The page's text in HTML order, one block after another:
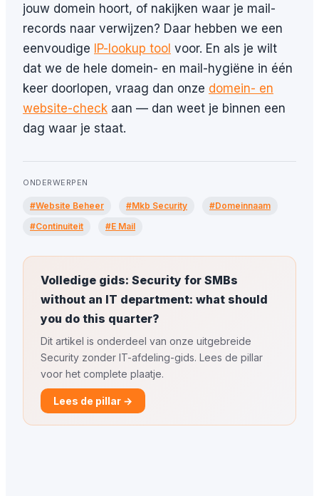
jouw domein hoort, of nakijken waar je mail-
records naar verwijzen? Daar hebben we een
eenvoudige IP-lookup tool voor. En als je wilt
dat we de hele domein- en mail-hygiëne in één
keer doorlopen, vraag dan onze domein- en
website-check aan — dan weet je binnen een
dag waar je staat.
ONDERWERPEN
#Website Beheer #Mkb Security
#Domeinnaam
#Continuiteit
#E Mail
Volledige gids: Security for SMBs
without an IT department: what should
you do this quarter?
Dit artikel is onderdeel van onze uitgebreide
Security zonder IT-afdeling-gids. Lees de pillar
voor het complete plaatje.
Lees de pillar →